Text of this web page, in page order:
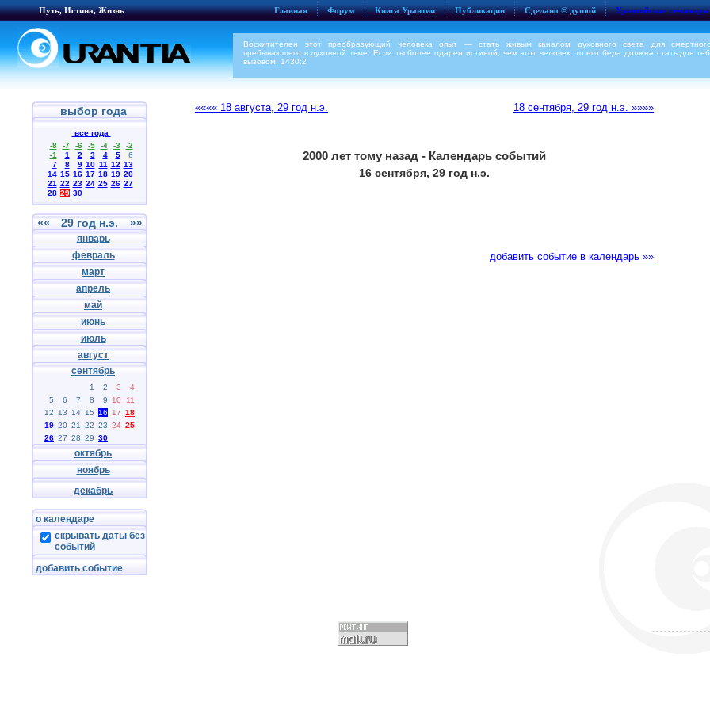
Путь, Истина, Жизнь Главная Форум Книга Урантии Публикации Сделано © душой Урантийские семинары
Восхитителен этот преобразующий человека опыт — стать живым каналом духовного света для
пребывающего в духовной тьме. Если ты более одарен истиной, чем этот человек, то его беда должна стать для
вызовом. 1430:2
выбор года
все года
-8
-7 -6 -5 -4 -3
-2
-1
1 2 3 4 5
6
7
8 9 10 11 12 13
14 15 16 17 18 19 20
21 22 23 24 25 26 27
28 29 30
«« 29 год н.э. »»
январь
февраль
март
апрель
май
июнь
июль
август
сентябрь
1 2 3
4
5
6 7 8 9 10
11
12
13 14 15 16 17 18
19 20 21 22 23 24 25
26 27 28 29 30
октябрь
ноябрь
декабрь
о календаре
скрывать даты без
событий
добавить событие
«««« 18 августа, 29 год н.э. 18 сентября, 29 год н.э. »»»»
2000 лет тому назад - Календарь событий
16 сентября, 29 год н.э.
добавить событие в календарь »»